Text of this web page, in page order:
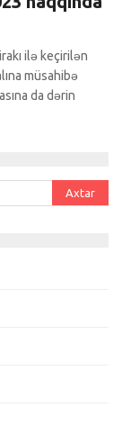
ilə keçirilən
müsahibə
da dərin